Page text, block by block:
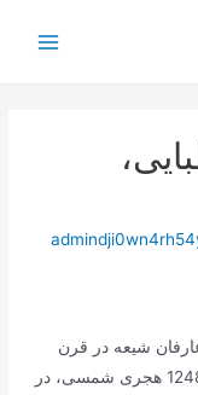
شیعه در قرن
سیزده و چهارده شمسی بود. ایشان، در سال 1248 هجری شمسی، در